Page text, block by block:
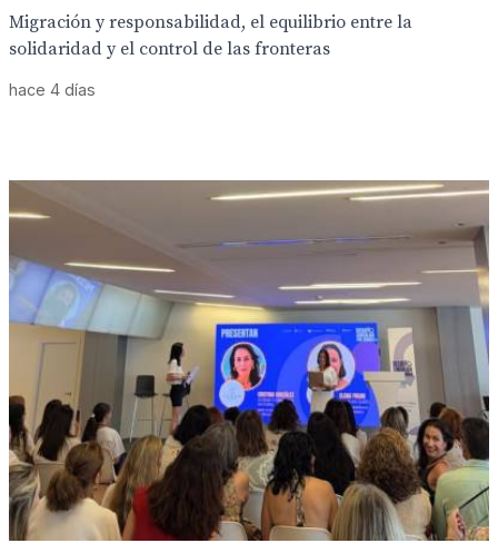
Migración y responsabilidad, el equilibrio entre la
solidaridad y el control de las fronteras
hace 4 días